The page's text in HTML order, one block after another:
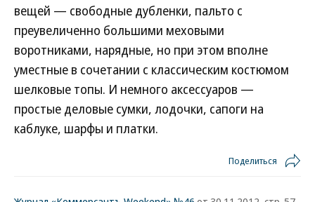
вещей — свободные дубленки, пальто с
преувеличенно большими меховыми
воротниками, нарядные, но при этом вполне
уместные в сочетании с классическим костюмом
шелковые топы. И немного аксессуаров —
простые деловые сумки, лодочки, сапоги на
каблуке, шарфы и платки.
Поделиться